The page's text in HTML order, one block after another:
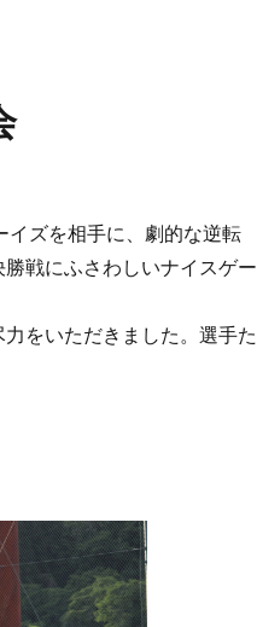
ズを相手に、劇的な逆転
戦にふさわしいナイスゲー
をいただきました。選手た